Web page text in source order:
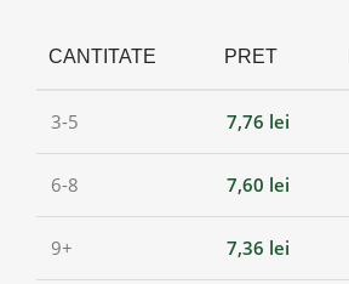
CANTITATE PRET
3-5 7,76 lei
6-8 7,60 lei
9+ 7,36 lei